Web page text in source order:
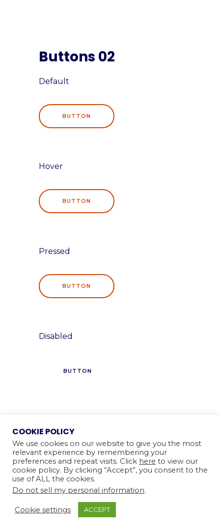
Buttons 02
Default
BUTTON
Hover
BUTTON
Pressed
BUTTON
Disabled
BUTTON
Buttons 03
Default
BUTTON
COOKIE POLICY
We use cookies on our website to give you the most
relevant experience by remembering your
preferences and repeat visits. Click here to view our
cookie policy. By clicking “Accept”, you consent to the
use of ALL the cookies.
Do not sell my personal information.
Cookie settings ACCEPT